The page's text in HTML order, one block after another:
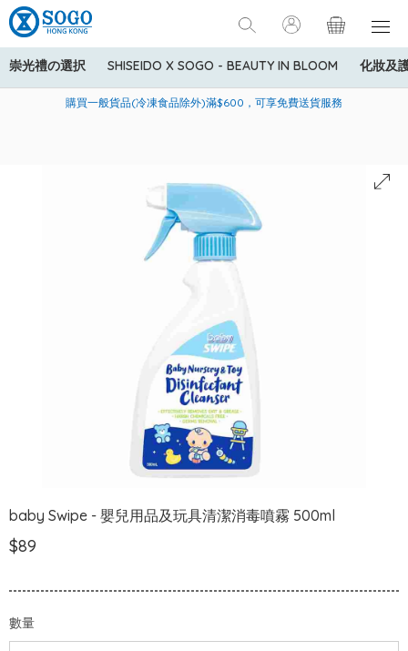
崇光禮の選択 SHISEIDO X SOGO - BEAUTY IN BLOOM 化妝及
美國運通Explorer®信用卡會員購物禮遇：高達5%簽賬回贈！
購買一般貨品(冷凍食品除外)滿$600，可享免費送貨服務
寄送中國內地服務只適用於指定商品，若訂單金額少於HK$600(折
baby Swipe - 嬰兒用品及玩具清潔消毒噴霧 500ml
$89
數量